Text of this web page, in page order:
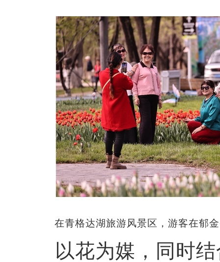
在青格达湖旅游风景区，游客在郁
以花为媒，同时结